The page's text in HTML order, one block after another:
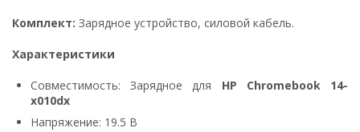
Комплект: Зарядное устройство, силовой кабель.
Характеристики
Совместимость: Зарядное для HP Chromebook 14-
x010dx
Напряжение: 19.5 В